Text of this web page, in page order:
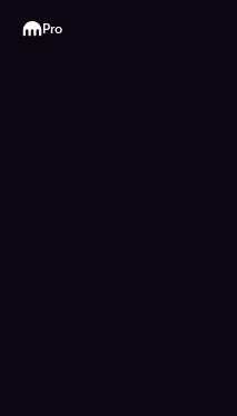
Kraken
Pro